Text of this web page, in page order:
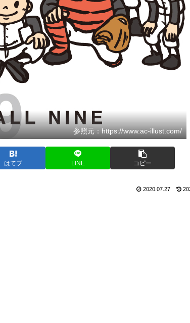
参照元：https://www.ac-illust.com/
はてブ LINE コピー
2020.07.27